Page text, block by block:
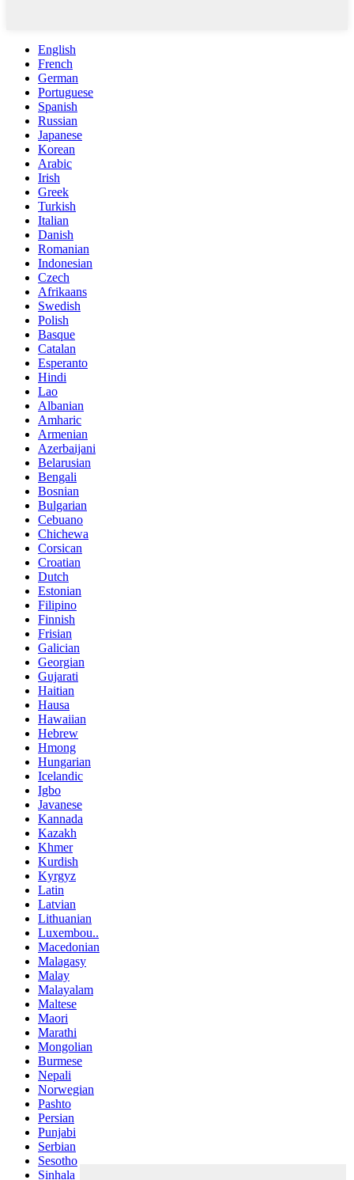
English
French
German
Portuguese
Spanish
Russian
Japanese
Korean
Arabic
Irish
Greek
Turkish
Italian
Danish
Romanian
Indonesian
Czech
Afrikaans
Swedish
Polish
Basque
Catalan
Esperanto
Hindi
Lao
Albanian
Amharic
Armenian
Azerbaijani
Belarusian
Bengali
Bosnian
Bulgarian
Cebuano
Chichewa
Corsican
Croatian
Dutch
Estonian
Filipino
Finnish
Frisian
Galician
Georgian
Gujarati
Haitian
Hausa
Hawaiian
Hebrew
Hmong
Hungarian
Icelandic
Igbo
Javanese
Kannada
Kazakh
Khmer
Kurdish
Kyrgyz
Latin
Latvian
Lithuanian
Luxembou..
Macedonian
Malagasy
Malay
Malayalam
Maltese
Maori
Marathi
Mongolian
Burmese
Nepali
Norwegian
Pashto
Persian
Punjabi
Serbian
Sesotho
Sinhala